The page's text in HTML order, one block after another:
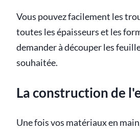
Vous pouvez facilement les
toutes les épaisseurs et les
demander à découper les
souhaitée.
La construction de
Une fois vos matériaux en